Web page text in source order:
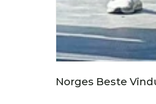
Norges Beste